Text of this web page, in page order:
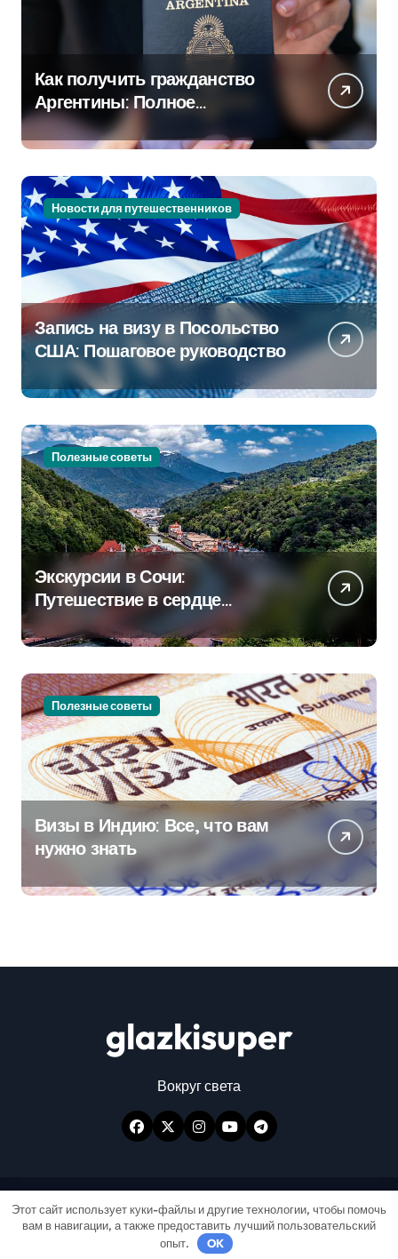
Как получить гражданство
Аргентины: Полное
руководство
Новости для путешественников
Запись на визу в Посольство
США: Пошаговое руководство
Полезные советы
Экскурсии в Сочи:
Путешествие в сердце
Черноморского курорта
Полезные советы
Визы в Индию: Все, что вам
нужно знать
glazkisuper
Вокруг света
Авторские права © Все права защищены|
NewspaperupотThemeansar.
Этот сайт использует куки-файлы и другие технологии, чтобы помочь
вам в навигации, а также предоставить лучший пользовательский
опыт.
OK